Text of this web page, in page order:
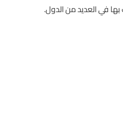
في العديد من الدول.